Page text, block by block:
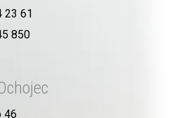
23 61
850
46